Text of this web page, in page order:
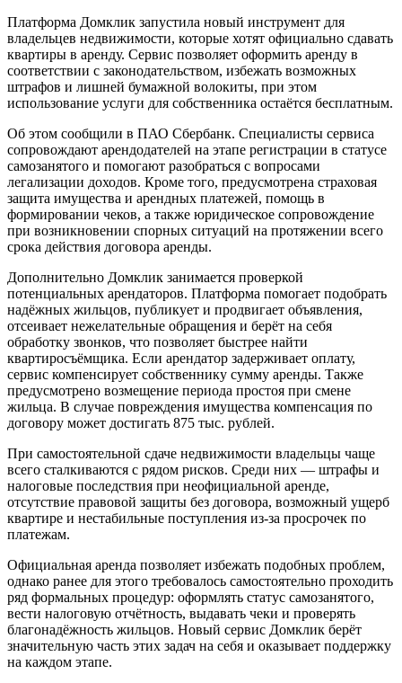
Платформа Домклик запустила новый инструмент для
владельцев недвижимости, которые хотят официально сдавать
квартиры в аренду. Сервис позволяет оформить аренду в
соответствии с законодательством, избежать возможных
штрафов и лишней бумажной волокиты, при этом
использование услуги для собственника остаётся бесплатным.
Об этом сообщили в ПАО Сбербанк. Специалисты сервиса
сопровождают арендодателей на этапе регистрации в статусе
самозанятого и помогают разобраться с вопросами
легализации доходов. Кроме того, предусмотрена страховая
защита имущества и арендных платежей, помощь в
формировании чеков, а также юридическое сопровождение
при возникновении спорных ситуаций на протяжении всего
срока действия договора аренды.
Дополнительно Домклик занимается проверкой
потенциальных арендаторов. Платформа помогает подобрать
надёжных жильцов, публикует и продвигает объявления,
отсеивает нежелательные обращения и берёт на себя
обработку звонков, что позволяет быстрее найти
квартиросъёмщика. Если арендатор задерживает оплату,
сервис компенсирует собственнику сумму аренды. Также
предусмотрено возмещение периода простоя при смене
жильца. В случае повреждения имущества компенсация по
договору может достигать 875 тыс. рублей.
При самостоятельной сдаче недвижимости владельцы чаще
всего сталкиваются с рядом рисков. Среди них — штрафы и
налоговые последствия при неофициальной аренде,
отсутствие правовой защиты без договора, возможный ущерб
квартире и нестабильные поступления из-за просрочек по
платежам.
Официальная аренда позволяет избежать подобных проблем,
однако ранее для этого требовалось самостоятельно проходить
ряд формальных процедур: оформлять статус самозанятого,
вести налоговую отчётность, выдавать чеки и проверять
благонадёжность жильцов. Новый сервис Домклик берёт
значительную часть этих задач на себя и оказывает поддержку
на каждом этапе.